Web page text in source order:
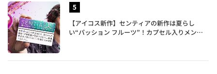
【アイコス新作】センティアの新作は夏らし
い“パッション フルーツ”！カプセル入りメンソ